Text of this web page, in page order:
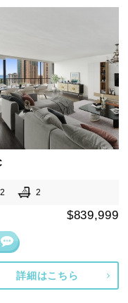
2 2
$839,999
詳細はこちら